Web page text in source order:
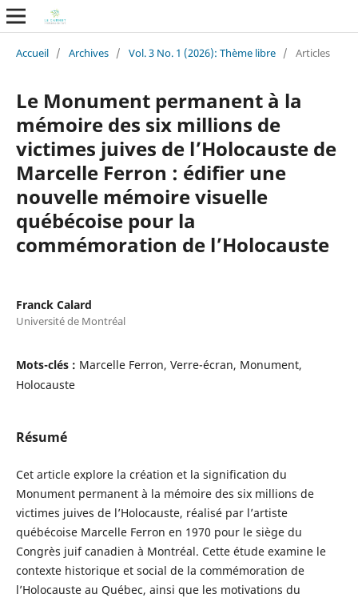
Accueil / Archives / Vol. 3 No. 1 (2026): Thème libre / Articles
Le Monument permanent à la
mémoire des six millions de
victimes juives de l’Holocauste de
Marcelle Ferron : édifier une
nouvelle mémoire visuelle
québécoise pour la
commémoration de l’Holocauste
Franck Calard
Université de Montréal
Mots-clés : Marcelle Ferron, Verre-écran, Monument,
Holocauste
Résumé
Cet article explore la création et la signification du
Monument permanent à la mémoire des six millions de
victimes juives de l’Holocauste, réalisé par l’artiste
québécoise Marcelle Ferron en 1970 pour le siège du
Congrès juif canadien à Montréal. Cette étude examine le
contexte historique et social de la commémoration de
l’Holocauste au Québec, ainsi que les motivations du